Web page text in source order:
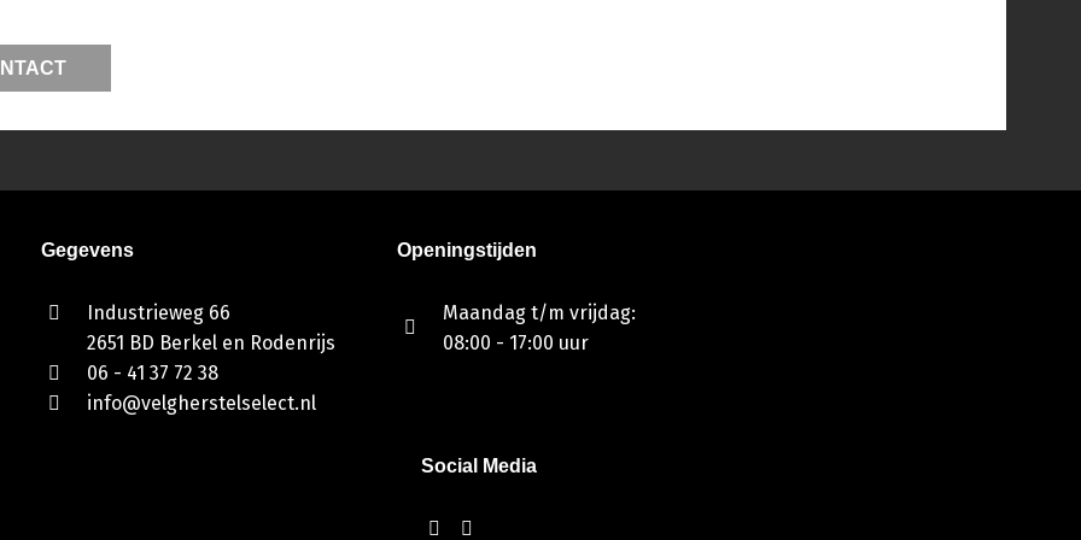
Gegevens
Industrieweg 66
2651 BD Berkel en Rodenrijs
06 - 41 37 72 38
info@velgherstelselect.nl
Openingstijden
Maandag t/m vrijdag:
08:00 - 17:00 uur
Social Media